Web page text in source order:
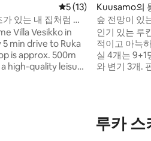
평점 5점(5점 만점), 후
5 (13)
있는 내 집처럼 편
Villa Vesikko in
5 min drive to Ruka
is approx. 500m
Kuusamo의
숲 전망이 있
장
인기 있는 루
적이고 아늑
실 4개는 9+1
와 변기 3개. 핀란드 숲과 멋진 사우나를 감
일은 같은 도로에
에는 리프트
루카